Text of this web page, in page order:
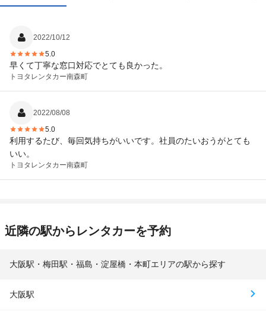
2022/10/12
5.0
早くて丁寧な窓口対応でとても良かった。
トヨタレンタカー南森町
2022/08/08
5.0
利用するたび、毎回気持ちがいいです。社員のたいおうがとても
いい。
トヨタレンタカー南森町
近隣の駅からレンタカーを予約
大阪駅・梅田駅・福島・淀屋橋・本町エリアの駅から探す
大阪駅